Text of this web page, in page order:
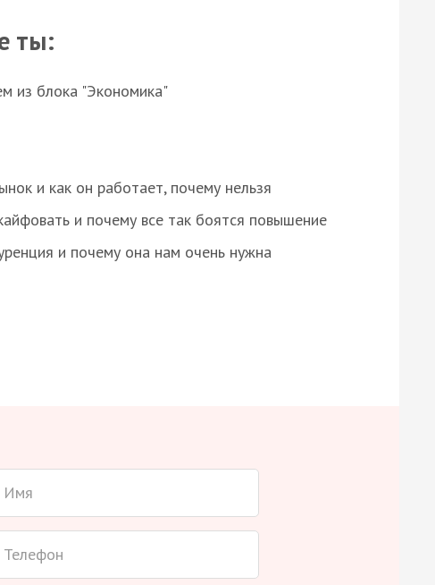
ты:
из блока "Экономика"
и как он работает, почему нельзя
и почему все так боятся повышение
и почему она нам очень нужна